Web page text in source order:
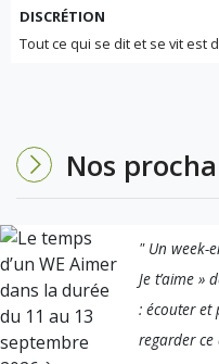
DISCRÉTION
Tout ce qui se dit et se vit est
Nos
" Un week-
Je t’aime »
: écouter et
regarder ce